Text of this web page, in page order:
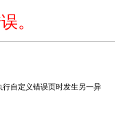
。
自定义错误页时发生另一异